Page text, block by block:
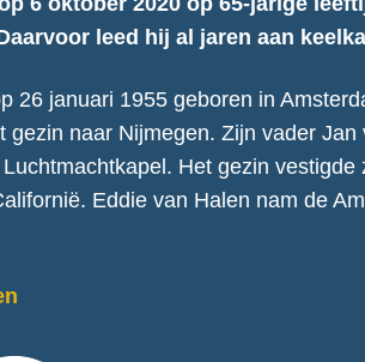
leed hij al jaren aan
26 januari 1955 geboren in
gezin naar Nijmegen. Zijn vader Jan
Het gezin vestigde
Eddie van Halen nam de